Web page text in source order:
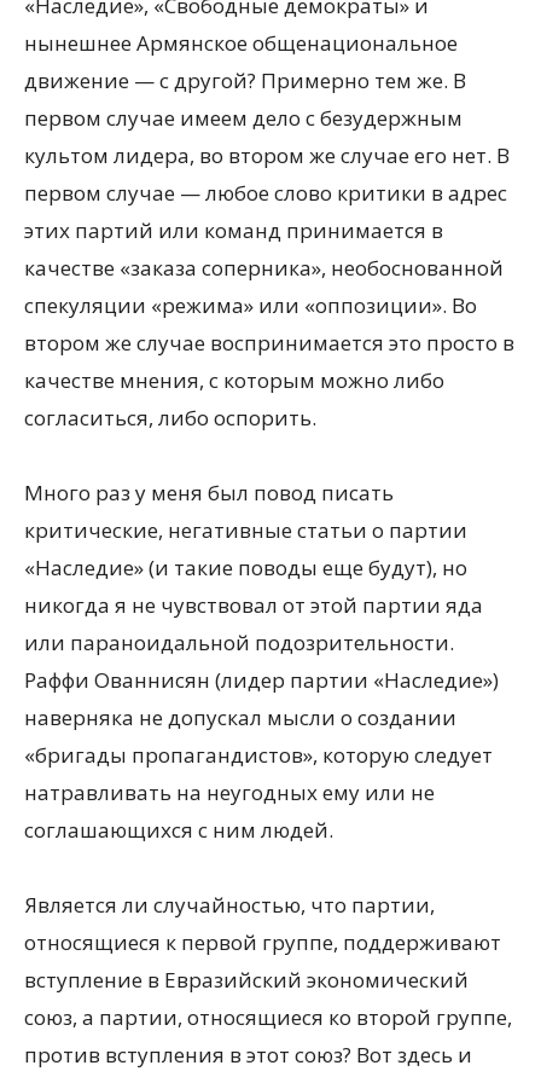
нынешнее Армянское общенациональное
движение — с другой? Примерно тем же. В
первом случае имеем дело с безудержным
культом лидера, во втором же случае его нет. В
первом случае — любое слово критики в адрес
этих партий или команд принимается в
качестве «заказа соперника», необоснованной
спекуляции «режима» или «оппозиции». Во
втором же случае воспринимается это просто в
качестве мнения, с которым можно либо
согласиться, либо оспорить.
Много раз у меня был повод писать
критические, негативные статьи о партии
«Наследие» (и такие поводы еще будут), но
никогда я не чувствовал от этой партии яда
или параноидальной подозрительности.
Раффи Ованнисян (лидер партии «Наследие»)
наверняка не допускал мысли о создании
«бригады пропагандистов», которую следует
натравливать на неугодных ему или не
соглашающихся с ним людей.
Является ли случайностью, что партии,
относящиеся к первой группе, поддерживают
вступление в Евразийский экономический
союз, а партии, относящиеся ко второй группе,
против вступления в этот союз? Вот здесь и